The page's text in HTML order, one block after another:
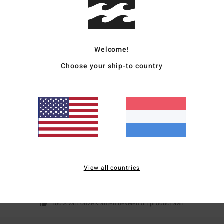
Gemiddelde score
5.0/5
100% van onze klanten bevelen dit product aan
Welcome!
Choose your ship-to country
View all countries